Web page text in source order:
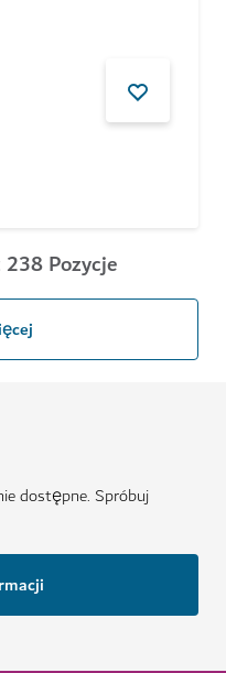
Pozycje
dostępne. Spróbuj